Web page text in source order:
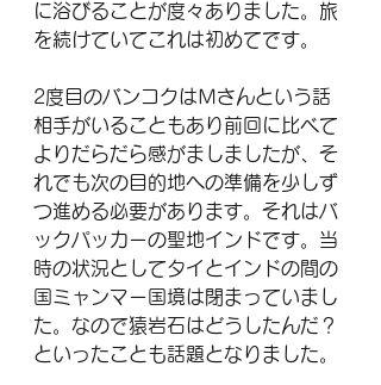
に浴びることが度々ありました。旅
を続けていてこれは初めてです。
2度目のバンコクはＭさんという話
相手がいることもあり前回に比べて
よりだらだら感がましましたが、そ
れでも次の目的地への準備を少しず
つ進める必要があります。それはバ
ックパッカーの聖地インドです。当
時の状況としてタイとインドの間の
国ミャンマー国境は閉まっていまし
た。なので猿岩石はどうしたんだ？
といったことも話題となりました。